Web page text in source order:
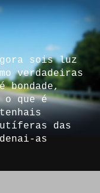
sois luz
verdadeiras
que é
das
as